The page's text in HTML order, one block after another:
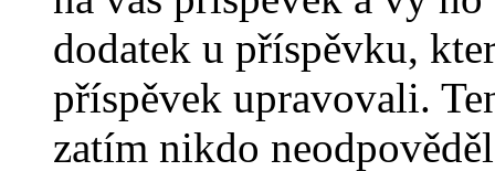
dodatek u příspěvku,
příspěvek upravovali.
zatím nikdo